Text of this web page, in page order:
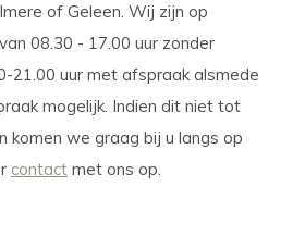
of Geleen. Wij zijn op
08.30 - 17.00 uur zonder
21.00 uur met afspraak alsmede
mogelijk. Indien dit niet tot
komen we graag bij u langs op
contact met ons op.